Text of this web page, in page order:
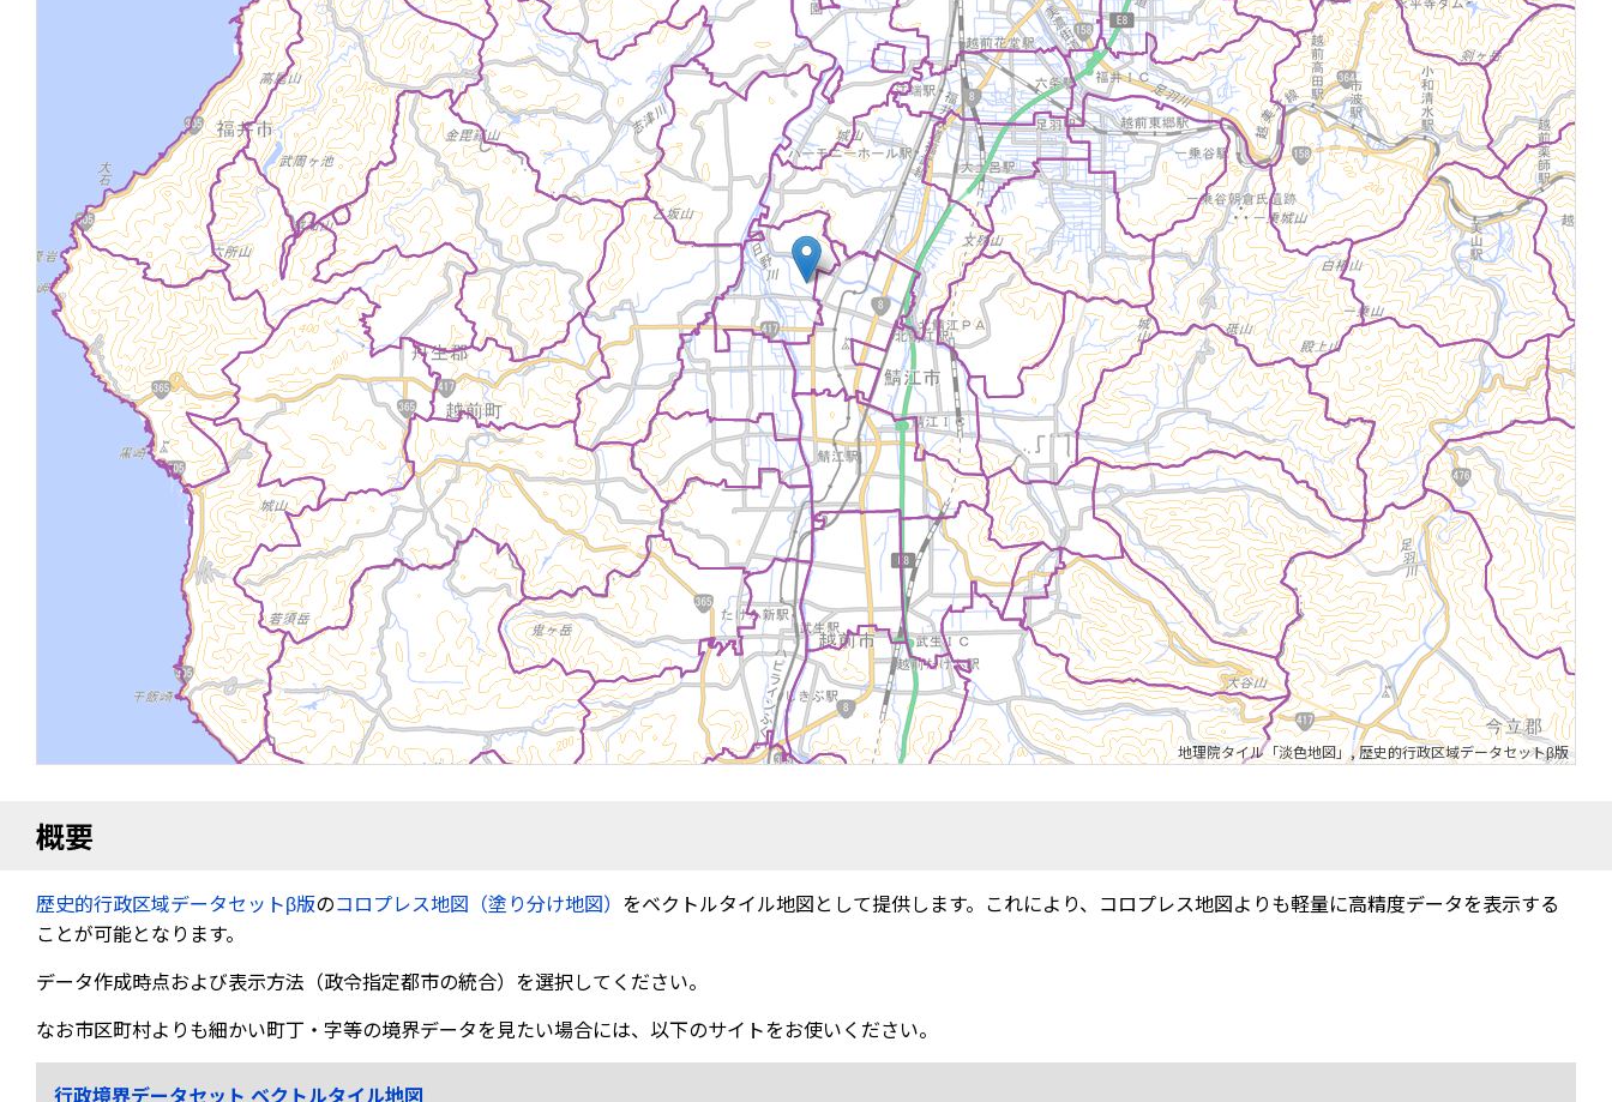
地理院タイル「淡色地図」,歴史的行政区域データセットβ版
概要
歴史的行政区域データセットβ版のコロプレス地図（塗り分け地図） をベクトルタイル地図として提供します。これにより、コロプレス地図よりも軽量に高精度データを表示する
ことが可能となります。
データ作成時点および表示方法（政令指定都市の統合）を選択してください。
なお市区町村よりも細かい町丁・字等の境界データを見たい場合には、以下のサイトをお使いください。
行政境界データセット ベクトルタイル地図